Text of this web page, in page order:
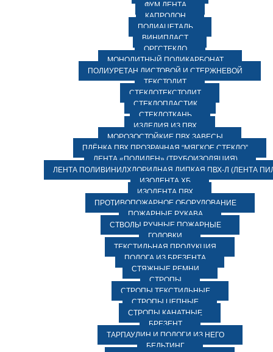
ФУМ ЛЕНТА
КАПРОЛОН
ПОЛИАЦЕТАЛЬ
ВИНИПЛАСТ
ОРГСТЕКЛО
МОНОЛИТНЫЙ ПОЛИКАРБОНАТ
ПОЛИУРЕТАН ЛИСТОВОЙ И СТЕРЖНЕВОЙ
ТЕКСТОЛИТ
СТЕКЛОТЕКСТОЛИТ
СТЕКЛОПЛАСТИК
СТЕКЛОТКАНЬ
ИЗДЕЛИЯ ИЗ ПВХ
МОРОЗОСТОЙКИЕ ПВХ ЗАВЕСЫ
ПЛЁНКА ПВХ ПРОЗРАЧНАЯ “МЯГКОЕ СТЕКЛО”
ЛЕНТА «ПОЛИЛЕН» (ТРУБОИЗОЛЯЦИЯ)
ЛЕНТА ПОЛИВИНИЛХЛОРИДНАЯ ЛИПКАЯ ПВХ-Л (ЛЕНТА
ИЗОЛЕНТА ХБ
ИЗОЛЕНТА ПВХ
ПРОТИВОПОЖАРНОЕ ОБОРУДОВАНИЕ
ПОЖАРНЫЕ РУКАВА
СТВОЛЫ РУЧНЫЕ ПОЖАРНЫЕ
ГОЛОВКИ
ТЕКСТИЛЬНАЯ ПРОДУКЦИЯ
ПОЛОГА ИЗ БРЕЗЕНТА
СТЯЖНЫЕ РЕМНИ
СТРОПЫ
СТРОПЫ ТЕКСТИЛЬНЫЕ
СТРОПЫ ЦЕПНЫЕ
СТРОПЫ КАНАТНЫЕ
БРЕЗЕНТ
ТАРПАУЛИН И ПОЛОГИ ИЗ НЕГО
БЕЛЬТИНГ